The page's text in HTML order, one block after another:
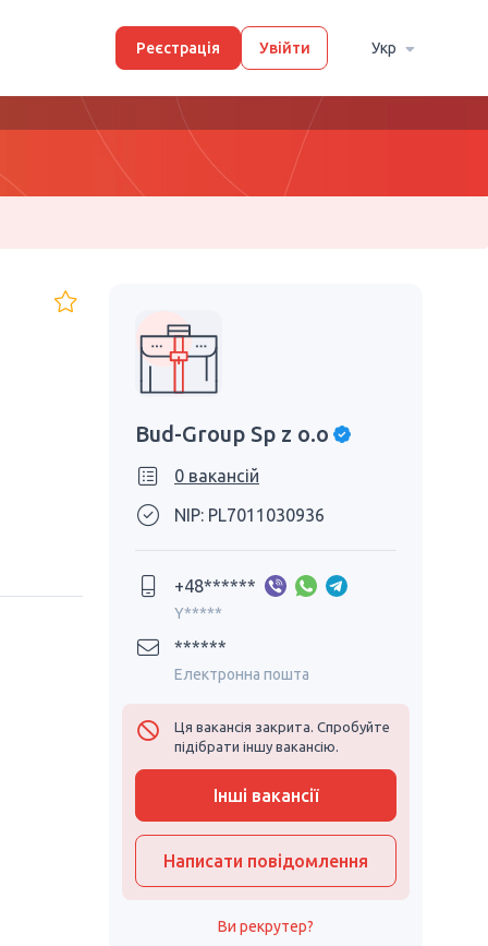
Реєстрація Увійти Укр
Bud-Group Sp z o.o
0 вакансій
NIP: PL7011030936
+48******
Y*****
******
Електронна пошта
Ця вакансія закрита. Спробуйте
підібрати іншу вакансію.
Інші вакансії
Написати повідомлення
Ви рекрутер?